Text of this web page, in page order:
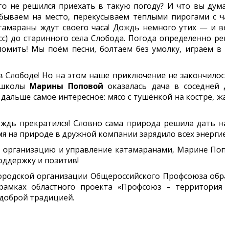
решился приехать в такую погоду? И что вы
на место, перекусываем тёплыми пирогами с
ждут своего часа! Дождь немного утих —
до старинного села Слобода. Погода определенно
Мы поём песни, болтаем без умолку, играем
Но на этом наше приключение не
Марины Поповой оказалась дача в
самое интересное: мясо с тушёнкой на костре,
Словно сама природа решила дать
на природе в дружной компании зарядило всех
и управление катамаранами, Марине
и позитив!
организации Общероссийского Профсоюза
областного проекта «Профсоюз –
традицией.